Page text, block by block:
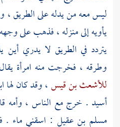
ليس معه من يدله على الطريق ،
يأويه إلى منزله ، فذهب على
يتردد في الطريق لا يدري أين
وطرقه ، فخرجت منه امرأة
للأشعث بن قيس، وقد كان
أسيد . خرج مع الناس ، وأمه
مسلم بن عقيل : اسقني ماء